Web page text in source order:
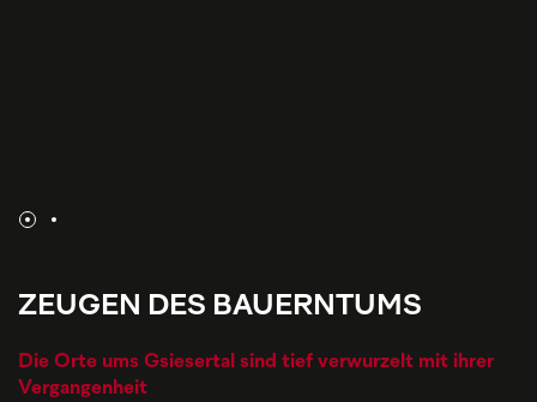
ZEUGEN DES BAUERNTUMS
Die Orte ums Gsiesertal sind tief verwurzelt mit ihrer
Vergangenheit